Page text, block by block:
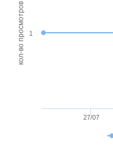
кол-во просмотров
27/07
1